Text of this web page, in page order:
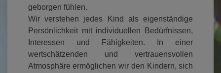
geborgen fühlen.
Wir verstehen jedes Kind als eigenständige
Persönlichkeit mit individuellen Bedürfnissen,
Interessen und Fähigkeiten. In einer
wertschätzenden und vertrauensvollen
Atmosphäre ermöglichen wir den Kindern, sich